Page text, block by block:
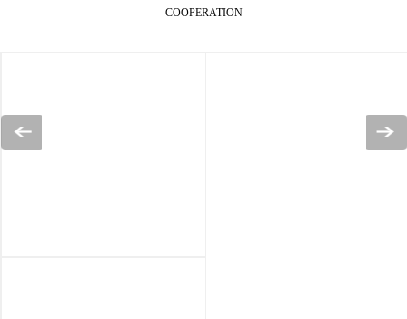
COOPERATION